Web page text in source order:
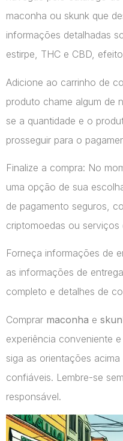
maconha ou skunk que
informações detalhadas
estirpe, THC e CBD,
Adicione ao carrinho de
produto chame algum de
se a quantidade e o
prosseguir para o
Finalize a compra: No
uma opção de sua
de pagamento seguros,
criptomoedas ou serviços
Forneça informações de
as informações de
completo e detalhes de
Comprar maconha e
experiência conveniente
siga as orientações
confiáveis. Lembre-se
responsável.